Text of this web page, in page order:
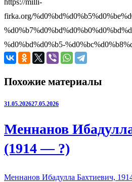
https://milli-
firka.org/
%d0%bd%d0%b5-
Похожие материалы
31.05.202627.05.2026
Меннанов
(1914 — ?)
Меннанов Ибадулла Бахтиевич,